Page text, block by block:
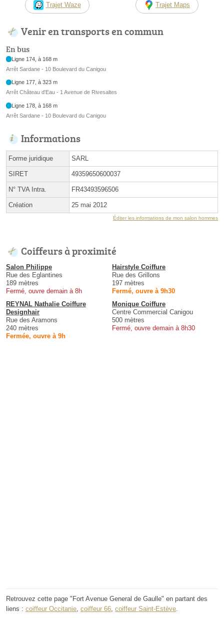
Trajet Waze Trajet Maps
Venir en transports en commun
En bus
Ligne 174, à 168 m
Arrêt Sardane - 10 Boulevard du Canigou
Ligne 177, à 323 m
Arrêt Château d'Eau - 1 Avenue de Rivesaltes
Ligne 178, à 168 m
Arrêt Sardane - 10 Boulevard du Canigou
Informations
Forme juridique SARL
SIRET 49359650600037
N° TVA Intra. FR43493596506
Création 25 mai 2012
Éditer les informations de mon salon hommes
Coiffeurs à proximité
Salon Philippe
Rue des Eglantines
189 mètres
Fermé, ouvre demain à 8h
Hairstyle Coiffure
Rue des Grillons
197 mètres
Fermé, ouvre à 9h30
REYNAL Nathalie Coiffure
Designhair
Rue des Aramons
240 mètres
Fermée, ouvre à 9h
Monique Coiffure
Centre Commercial Canigou
500 mètres
Fermé, ouvre demain à 8h30
Retrouvez cette page "Fort Avenue General de Gaulle" en partant des
liens : coiffeur Occitanie coiffeur 66 coiffeur Saint-Estève